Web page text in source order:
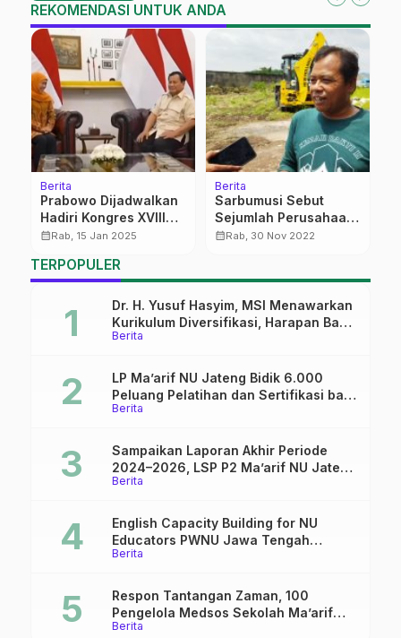
REKOMENDASI UNTUK ANDA
Berita
Prabowo Dijadwalkan
Hadiri Kongres XVIII
Muslimat NU
calendar_monthRab, 15 Jan 2025
Berita
Sarbumusi Sebut
Sejumlah Perusahaan
Tak Bayar Penuh UMK
calendar_monthRab, 30 Nov 2022
TERPOPULER
Berita
Dr. H. Yusuf Hasyim, MSI Menawarkan
Kurikulum Diversifikasi, Harapan Baru
dalam dunia pendidikan
Berita
LP Ma’arif NU Jateng Bidik 6.000
Peluang Pelatihan dan Sertifikasi bagi
Lulusan SMK
Berita
Sampaikan Laporan Akhir Periode
2024–2026, LSP P2 Ma’arif NU Jateng
Mantapkan Sinergi Link and Match
Berita
English Capacity Building for NU
Educators PWNU Jawa Tengah
Batch#4; Membuka Jalan Menuju
Berita
Respon Tantangan Zaman, 100
Pengelola Medsos Sekolah Ma’arif
Pekalongan Ikuti Pelatihan Literasi